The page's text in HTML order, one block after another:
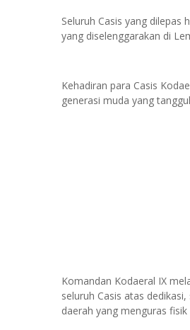
Seluruh Casis yang dilepas
yang diselenggarakan di
Kehadiran para Casis
generasi muda yang
Komandan Kodaeral IX
seluruh Casis atas
daerah yang menguras